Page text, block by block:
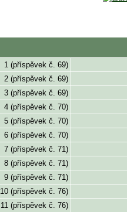
1 (příspěvek č. 69)
2 (příspěvek č. 69)
3 (příspěvek č. 69)
4 (příspěvek č. 70)
5 (příspěvek č. 70)
6 (příspěvek č. 70)
7 (příspěvek č. 71)
8 (příspěvek č. 71)
9 (příspěvek č. 71)
10 (příspěvek č. 76)
11 (příspěvek č. 76)